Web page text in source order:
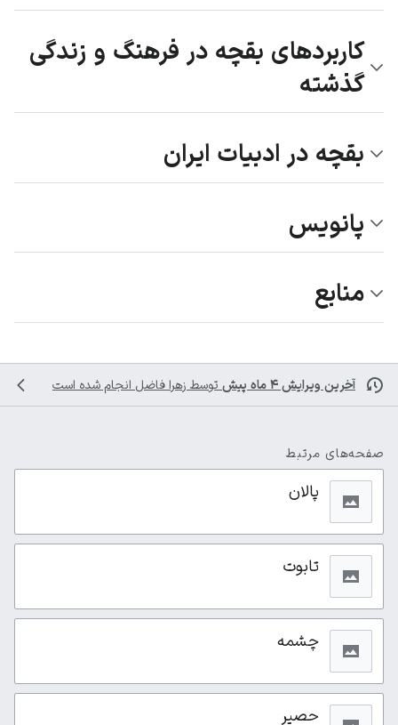
کاربردهای بقچه در فرهنگ و زندگی
گذشته
بقچه در ادبیات ایران
پانویس
منابع
آخرین ویرایش ۴ ماه پیش توسط زهرا فاضل انجام شده است
صفحه‌های مرتبط
پالان
تابوت
چشمه
حصیر